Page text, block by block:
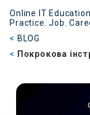
Online IT
Practice. Job.
BLOG
Покрокова